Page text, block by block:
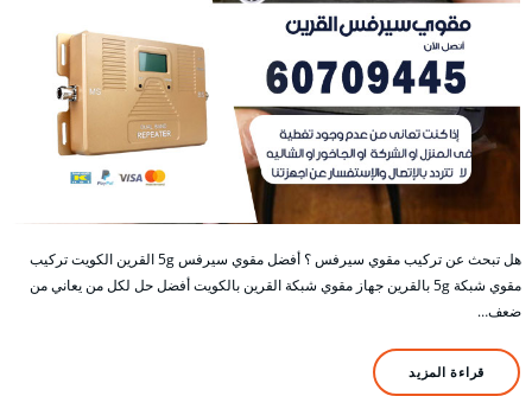
هل تبحث عن تركيب مقوي سيرفس ؟ أفضل مقوي سيرفس 5g القرين الكويت تركيب
مقوي شبكة 5g بالقرين جهاز مقوي شبكة القرين بالكويت أفضل حل لكل من يعاني من
ضعف…
قراءة المزيد